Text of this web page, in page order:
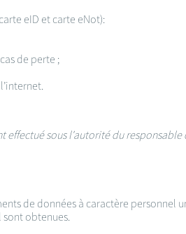
eID et carte eNot):
de perte ;
effectué sous l'autorité du
de données à caractère
sont obtenues.